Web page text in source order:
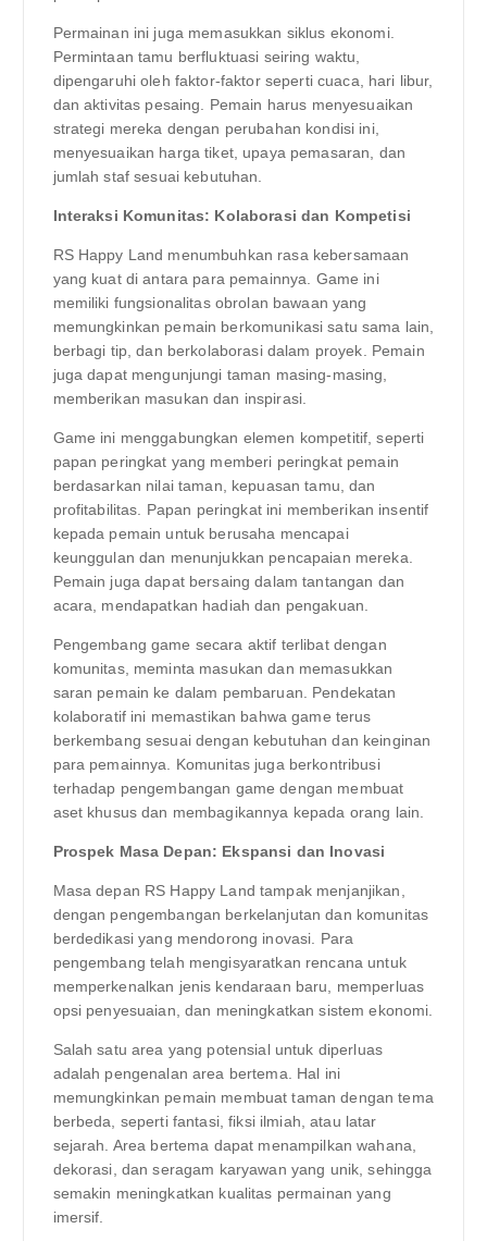
Permainan ini juga memasukkan siklus ekonomi.
Permintaan tamu berfluktuasi seiring waktu,
dipengaruhi oleh faktor-faktor seperti cuaca, hari libur,
dan aktivitas pesaing. Pemain harus menyesuaikan
strategi mereka dengan perubahan kondisi ini,
menyesuaikan harga tiket, upaya pemasaran, dan
jumlah staf sesuai kebutuhan.
Interaksi Komunitas: Kolaborasi dan Kompetisi
RS Happy Land menumbuhkan rasa kebersamaan
yang kuat di antara para pemainnya. Game ini
memiliki fungsionalitas obrolan bawaan yang
memungkinkan pemain berkomunikasi satu sama lain,
berbagi tip, dan berkolaborasi dalam proyek. Pemain
juga dapat mengunjungi taman masing-masing,
memberikan masukan dan inspirasi.
Game ini menggabungkan elemen kompetitif, seperti
papan peringkat yang memberi peringkat pemain
berdasarkan nilai taman, kepuasan tamu, dan
profitabilitas. Papan peringkat ini memberikan insentif
kepada pemain untuk berusaha mencapai
keunggulan dan menunjukkan pencapaian mereka.
Pemain juga dapat bersaing dalam tantangan dan
acara, mendapatkan hadiah dan pengakuan.
Pengembang game secara aktif terlibat dengan
komunitas, meminta masukan dan memasukkan
saran pemain ke dalam pembaruan. Pendekatan
kolaboratif ini memastikan bahwa game terus
berkembang sesuai dengan kebutuhan dan keinginan
para pemainnya. Komunitas juga berkontribusi
terhadap pengembangan game dengan membuat
aset khusus dan membagikannya kepada orang lain.
Prospek Masa Depan: Ekspansi dan Inovasi
Masa depan RS Happy Land tampak menjanjikan,
dengan pengembangan berkelanjutan dan komunitas
berdedikasi yang mendorong inovasi. Para
pengembang telah mengisyaratkan rencana untuk
memperkenalkan jenis kendaraan baru, memperluas
opsi penyesuaian, dan meningkatkan sistem ekonomi.
Salah satu area yang potensial untuk diperluas
adalah pengenalan area bertema. Hal ini
memungkinkan pemain membuat taman dengan tema
berbeda, seperti fantasi, fiksi ilmiah, atau latar
sejarah. Area bertema dapat menampilkan wahana,
dekorasi, dan seragam karyawan yang unik, sehingga
semakin meningkatkan kualitas permainan yang
imersif.